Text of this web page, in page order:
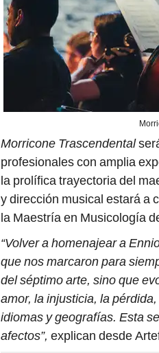
Morricone Trascendental
profesionales con amplia
la prolífica trayectoria del
y dirección musical estará a
la Maestría en Musicología
“Volver a homenajear a
que nos marcaron para
del séptimo arte, sino que
amor, la injusticia, la
idiomas y geografías. Esta
afectos”, explican desde